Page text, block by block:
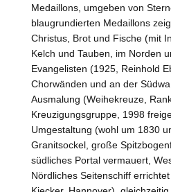
Medaillons, umgeben von
blaugrundierten Medaillons
Christus, Brot und Fische (mit
Kelch und Tauben, im Norden
Evangelisten (1925, Reinhold
Chorwänden und an der
Ausmalung (Weihekreuze,
Kreuzigungsgruppe, 1998
Umgestaltung (wohl um 1830
Granitsockel, große
südliches Portal vermauert,
Nördliches Seitenschiff